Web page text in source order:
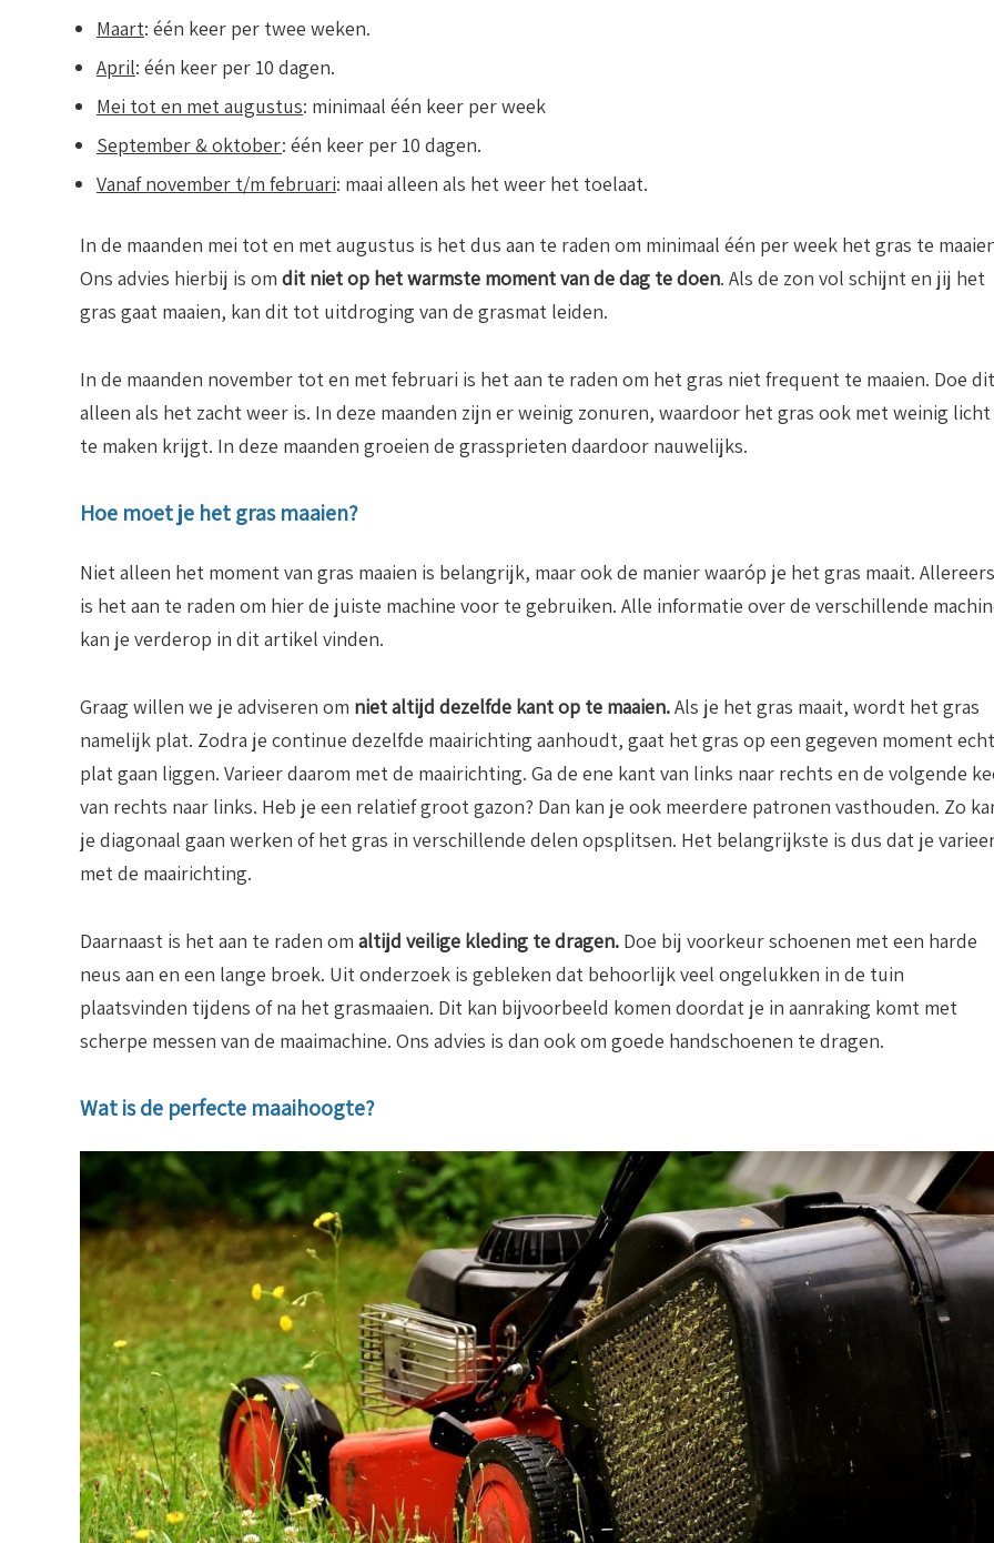
Maart: één keer per twee weken.
April: één keer per 10 dagen.
Mei tot en met augustus: minimaal één keer per week
September & oktober: één keer per 10 dagen.
Vanaf november t/m februari: maai alleen als het weer het toelaat.
In de maanden mei tot en met augustus is het dus aan te raden om minimaal één per week het gras te
Ons advies hierbij is om dit niet op het warmste moment van de dag te doen. Als de zon vol schijnt en jij het
gras gaat maaien, kan dit tot uitdroging van de grasmat leiden.
In de maanden november tot en met februari is het aan te raden om het gras niet frequent te maaien. Doe dit
alleen als het zacht weer is. In deze maanden zijn er weinig zonuren, waardoor het gras ook met weinig licht
te maken krijgt. In deze maanden groeien de grassprieten daardoor nauwelijks.
Hoe moet je het gras maaien?
Niet alleen het moment van gras maaien is belangrijk, maar ook de manier waaróp je het gras maait.
is het aan te raden om hier de juiste machine voor te gebruiken. Alle informatie over de verschillende
kan je verderop in dit artikel vinden.
Graag willen we je adviseren om niet altijd dezelfde kant op te maaien.Als je het gras maait, wordt het gras
namelijk plat. Zodra je continue dezelfde maairichting aanhoudt, gaat het gras op een gegeven moment echt
plat gaan liggen. Varieer daarom met de maairichting. Ga de ene kant van links naar rechts en de volgende
van rechts naar links. Heb je een relatief groot gazon? Dan kan je ook meerdere patronen vasthouden. Zo
je diagonaal gaan werken of het gras in verschillende delen opsplitsen. Het belangrijkste is dus dat je
met de maairichting.
Daarnaast is het aan te raden om altijd veilige kleding te dragen. Doe bij voorkeur schoenen met een harde
neus aan en een lange broek. Uit onderzoek is gebleken dat behoorlijk veel ongelukken in de tuin
plaatsvinden tijdens of na het grasmaaien. Dit kan bijvoorbeeld komen doordat je in aanraking komt met
scherpe messen van de maaimachine. Ons advies is dan ook om goede handschoenen te dragen.
Wat is de perfecte maaihoogte?